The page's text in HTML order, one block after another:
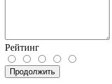
Рейтинг
Продолжить